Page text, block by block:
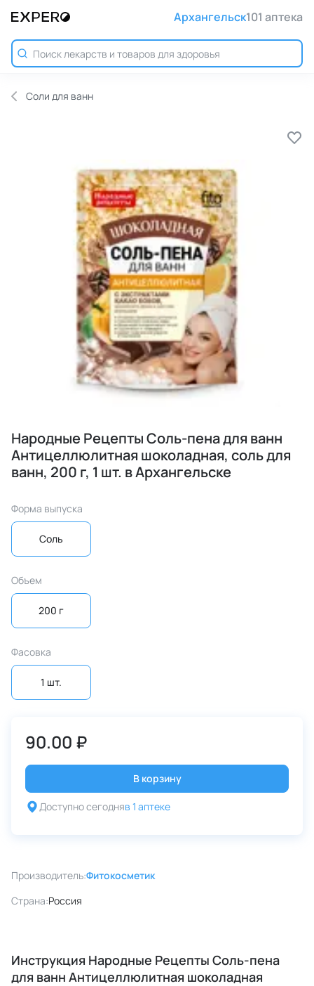
Архангельск101 аптека
Соли для ванн
Народные Рецепты Соль-пена для ванн
Антицеллюлитная шоколадная, соль для
ванн, 200 г, 1 шт. в Архангельске
Форма выпуска
Соль
Объем
200 г
Фасовка
1 шт.
90.00 ₽
В корзину
Доступно сегодняв 1 аптеке
Производитель:Фитокосметик
Страна:Россия
Инструкция Народные Рецепты Соль-пена
для ванн Антицеллюлитная шоколадная